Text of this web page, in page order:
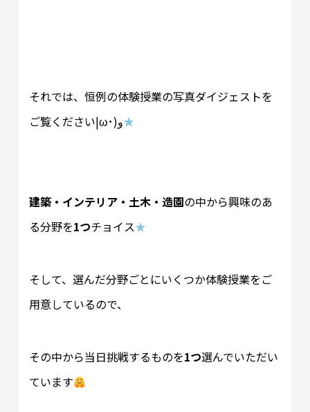
それでは、恒例の体験授業の写真ダイジェストを
ご覧ください|ω･)و★
建築・インテリア・土木・造園の中から興味のあ
る分野を1つチョイス★
そして、選んだ分野ごとにいくつか体験授業をご
用意しているので、
その中から当日挑戦するものを1つ選んでいただい
ています